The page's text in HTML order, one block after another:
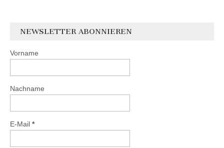
NEWSLETTER ABONNIEREN
Vorname
Nachname
E-Mail *